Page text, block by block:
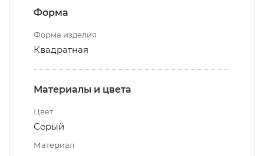
Форма
Форма изделия
Квадратная
Материалы и цвета
Цвет
Серый
Материал